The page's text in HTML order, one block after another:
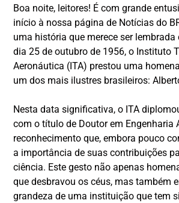
Boa noite, leitores! É com grande
início à nossa página de Notícias do
uma história que merece ser lembrada
dia 25 de outubro de 1956, o Instituto
Aeronáutica (ITA) prestou uma
um dos mais ilustres brasileiros:
Nesta data significativa, o ITA
com o título de Doutor em Engenharia
reconhecimento que, embora pouco
a importância de suas contribuições
ciência. Este gesto não apenas
que desbravou os céus, mas também
grandeza de uma instituição que tem